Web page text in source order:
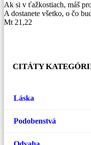
Ak si v ťažkostiach, máš
A dostanete všetko, o čo
Mt 21,22
CITÁTY
Láska
Podobenstvá